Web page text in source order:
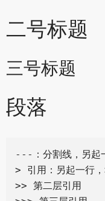
二号标题
三号标题
段落
---：分割线，另
> 引用：另起一行
>> 第二层引用